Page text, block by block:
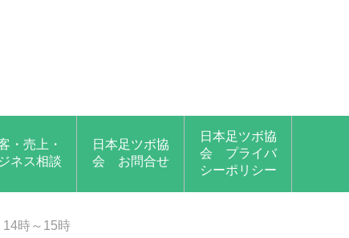
・売上・
ネス相談
日本足ツボ協
会 お問合せ
日本足ツボ協
会 プライバ
シーポリシー
時～15時